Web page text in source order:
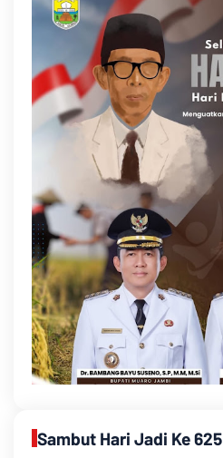
Sambut Hari Jadi Ke 625